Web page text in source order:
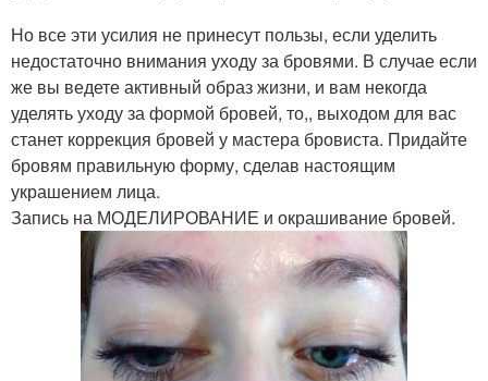
Но все эти усилия не принесут пользы, если уделить
недостаточно внимания уходу за бровями. В случае если
же вы ведете активный образ жизни, и вам некогда
уделять уходу за формой бровей, то,, выходом для вас
станет коррекция бровей у мастера бровиста. Придайте
бровям правильную форму, сделав настоящим
украшением лица.
Запись на МОДЕЛИРОВАНИЕ и окрашивание бровей.